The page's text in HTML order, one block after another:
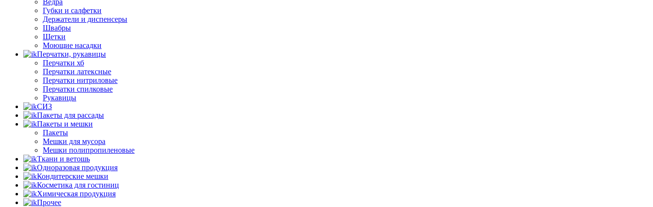
Губки и салфетки
Держатели и диспенсеры
Швабры
Щетки
Моющие насадки
Перчатки, рукавицы
Перчатки хб
Перчатки латексные
Перчатки нитриловые
Перчатки спилковые
Рукавицы
СИЗ
Пакеты для рассады
Пакеты и мешки
Пакеты
Мешки для мусора
Мешки полипропиленовые
Ткани и ветошь
Одноразовая продукция
Кондитерские мешки
Косметика для гостиниц
Химическая продукция
Прочее